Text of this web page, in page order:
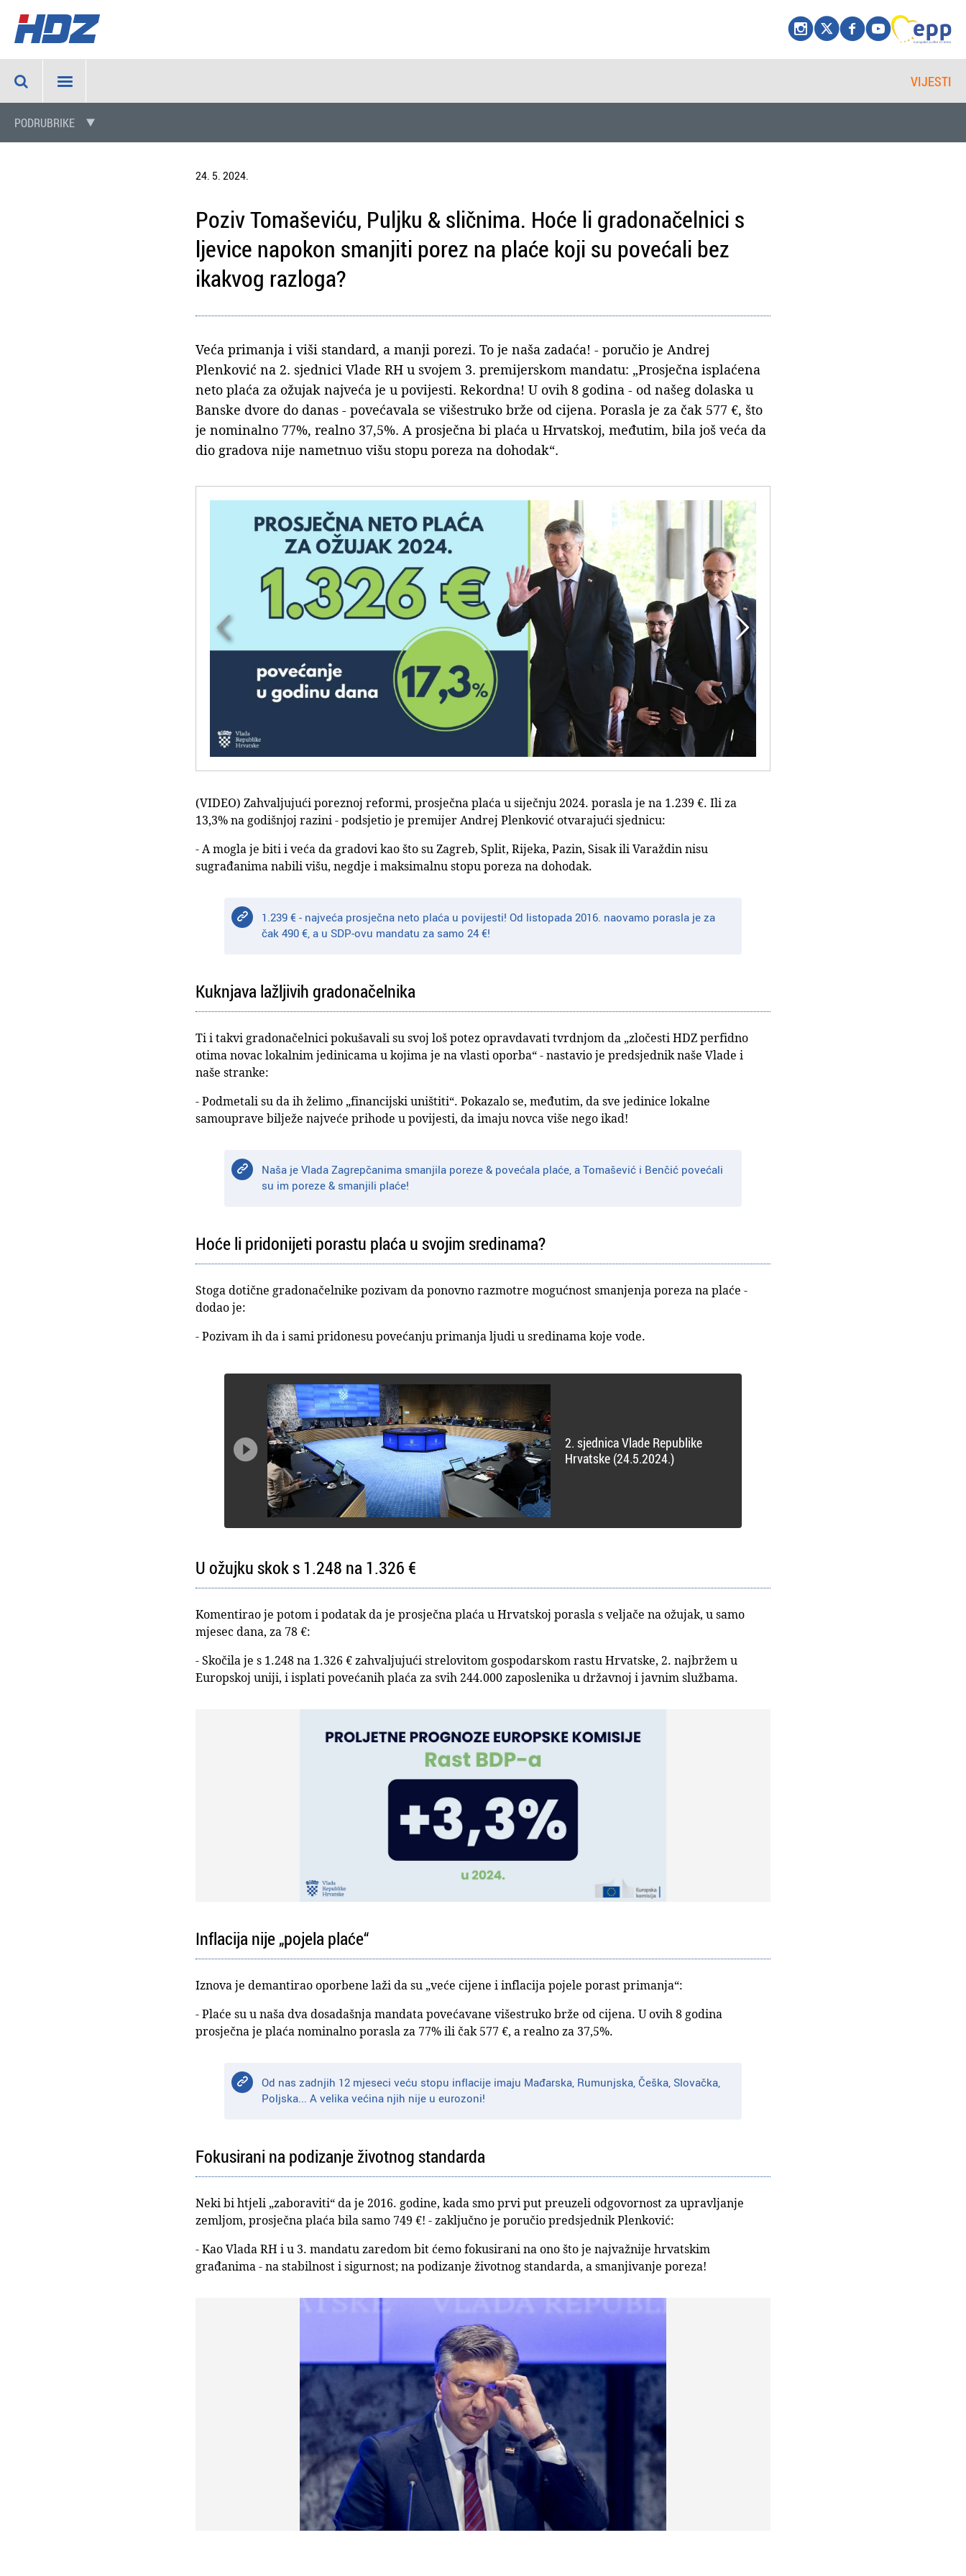
VIJESTI
PODRUBRIKE
24. 5. 2024.
Poziv Tomaševiću, Puljku & sličnima. Hoće li gradonačelnici s
ljevice napokon smanjiti porez na plaće koji su povećali bez
ikakvog razloga?
Veća primanja i viši standard, a manji porezi. To je naša zadaća! - poručio je Andrej
Plenković na 2. sjednici Vlade RH u svojem 3. premijerskom mandatu: „Prosječna isplaćena
neto plaća za ožujak najveća je u povijesti. Rekordna! U ovih 8 godina - od našeg dolaska u
Banske dvore do danas - povećavala se višestruko brže od cijena. Porasla je za čak 577 €, što
je nominalno 77%, realno 37,5%. A prosječna bi plaća u Hrvatskoj, međutim, bila još veća da
dio gradova nije nametnuo višu stopu poreza na dohodak“.


(VIDEO) Zahvaljujući poreznoj reformi, prosječna plaća u siječnju 2024. porasla je na 1.239 €. Ili za
13,3% na godišnjoj razini - podsjetio je premijer Andrej Plenković otvarajući sjednicu:
- A mogla je biti i veća da gradovi kao što su Zagreb, Split, Rijeka, Pazin, Sisak ili Varaždin nisu
sugrađanima nabili višu, negdje i maksimalnu stopu poreza na dohodak.
1.239 € - najveća prosječna neto plaća u povijesti! Od listopada 2016. naovamo porasla je za
čak 490 €, a u SDP-ovu mandatu za samo 24 €!
Kuknjava lažljivih gradonačelnika
Ti i takvi gradonačelnici pokušavali su svoj loš potez opravdavati tvrdnjom da „zločesti HDZ perfidno
otima novac lokalnim jedinicama u kojima je na vlasti oporba“ - nastavio je predsjednik naše Vlade i
naše stranke:
- Podmetali su da ih želimo „financijski uništiti“. Pokazalo se, međutim, da sve jedinice lokalne
samouprave bilježe najveće prihode u povijesti, da imaju novca više nego ikad!
Naša je Vlada Zagrepčanima smanjila poreze & povećala plaće, a Tomašević i Benčić povećali
su im poreze & smanjili plaće!
Hoće li pridonijeti porastu plaća u svojim sredinama?
Stoga dotične gradonačelnike pozivam da ponovno razmotre mogućnost smanjenja poreza na plaće -
dodao je:
- Pozivam ih da i sami pridonesu povećanju primanja ljudi u sredinama koje vode.

2. sjednica Vlade Republike
Hrvatske (24.5.2024.)
U ožujku skok s 1.248 na 1.326 €
Komentirao je potom i podatak da je prosječna plaća u Hrvatskoj porasla s veljače na ožujak, u samo
mjesec dana, za 78 €:
- Skočila je s 1.248 na 1.326 € zahvaljujući strelovitom gospodarskom rastu Hrvatske, 2. najbržem u
Europskoj uniji, i isplati povećanih plaća za svih 244.000 zaposlenika u državnoj i javnim službama.
Inflacija nije „pojela plaće“
Iznova je demantirao oporbene laži da su „veće cijene i inflacija pojele porast primanja“:
- Plaće su u naša dva dosadašnja mandata povećavane višestruko brže od cijena. U ovih 8 godina
prosječna je plaća nominalno porasla za 77% ili čak 577 €, a realno za 37,5%.
Od nas zadnjih 12 mjeseci veću stopu inflacije imaju Mađarska, Rumunjska, Češka, Slovačka,
Poljska... A velika većina njih nije u eurozoni!
Fokusirani na podizanje životnog standarda
Neki bi htjeli „zaboraviti“ da je 2016. godine, kada smo prvi put preuzeli odgovornost za upravljanje
zemljom, prosječna plaća bila samo 749 €! - zaključno je poručio predsjednik Plenković:
- Kao Vlada RH i u 3. mandatu zaredom bit ćemo fokusirani na ono što je najvažnije hrvatskim
građanima - na stabilnost i sigurnost; na podizanje životnog standarda, a smanjivanje poreza!